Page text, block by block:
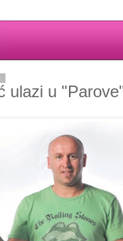
ulazi u